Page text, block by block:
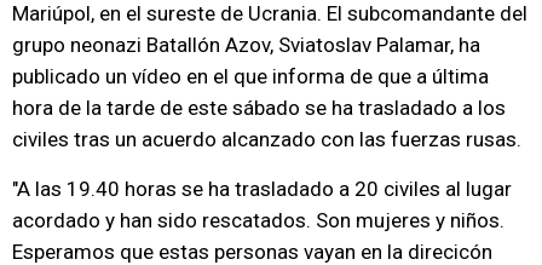
Mariúpol, en el sureste de Ucrania. El subcomandante del
grupo neonazi Batallón Azov, Sviatoslav Palamar, ha
publicado un vídeo en el que informa de que a última
hora de la tarde de este sábado se ha trasladado a los
civiles tras un acuerdo alcanzado con las fuerzas rusas.
"A las 19.40 horas se ha trasladado a 20 civiles al lugar
acordado y han sido rescatados. Son mujeres y niños.
Esperamos que estas personas vayan en la direcicón